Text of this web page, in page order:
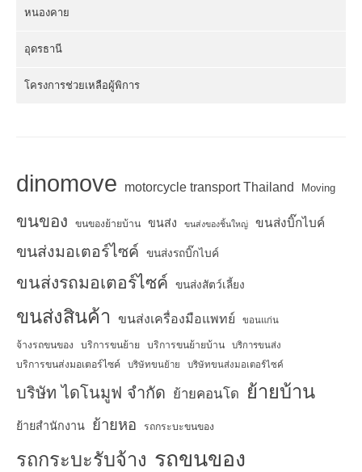
หนองคาย
อุดรธานี
โครงการช่วยเหลือผู้พิการ
dinomove motorcycle transport Thailand Moving
ขนของ ขนของย้ายบ้าน ขนส่ง ขนส่งของชิ้นใหญ่ ขนส่งบิ๊กไบค์
ขนส่งมอเตอร์ไซค์ ขนส่งรถบิ๊กไบค์
ขนส่งรถมอเตอร์ไซค์ ขนส่งสัตว์เลี้ยง
ขนส่งสินค้า ขนส่งเครื่องมือแพทย์ ขอนแก่น
จ้างรถขนของ บริการขนย้าย บริการขนย้ายบ้าน บริการขนส่ง
บริการขนส่งมอเตอร์ไซค์ บริษัทขนย้าย บริษัทขนส่งมอเตอร์ไซค์
บริษัท ไดโนมูฟ จำกัด ย้ายคอนโด ย้ายบ้าน
ย้ายสำนักงาน ย้ายหอ รถกระบะขนของ
รถกระบะรับจ้าง รถขนของ